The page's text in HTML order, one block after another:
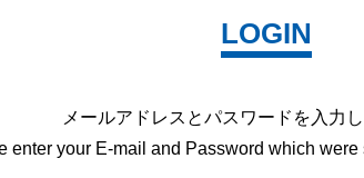
LOGIN
メールアドレスとパスワードを 入力
enter your E-mail and Password which were